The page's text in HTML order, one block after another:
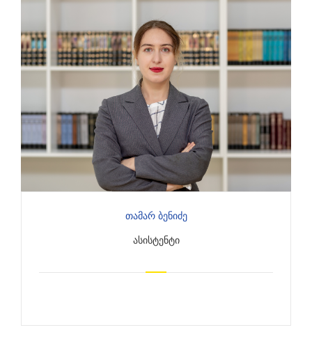
Თამარ Ბენიძე
ᲐᲡᲘᲡᲢᲔᲜᲢᲘ